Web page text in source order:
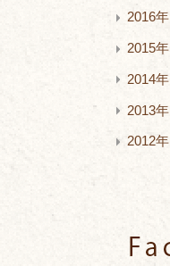
2016年
2015年
2014年
2013年
2012年